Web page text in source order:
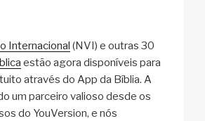
Internacional (NVI) e outras 30
estão agora disponíveis para
através do App da Bíblia. A
um parceiro valioso desde os
do YouVersion, e nós